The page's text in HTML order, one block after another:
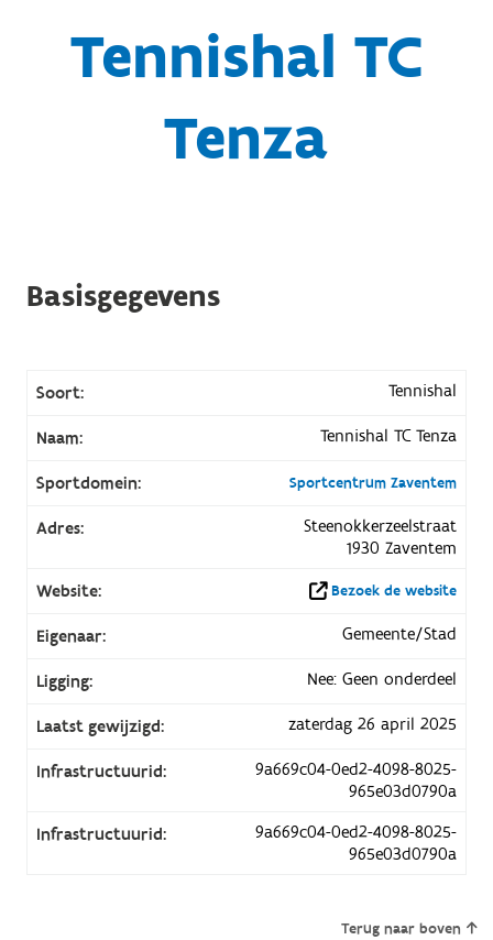
Tennishal TC
Tenza
Basisgegevens
Soort: Tennishal
Naam: Tennishal TC Tenza
Sportdomein: Sportcentrum Zaventem
Adres:
Steenokkerzeelstraat
1930 Zaventem
Website:
Bezoek de website
Eigenaar: Gemeente/Stad
Ligging: Nee: Geen onderdeel
Laatst gewijzigd: zaterdag 26 april 2025
Infrastructuurid:
9a669c04-0ed2-4098-8025-
965e03d0790a
Infrastructuurid:
9a669c04-0ed2-4098-8025-
965e03d0790a
Terug naar boven